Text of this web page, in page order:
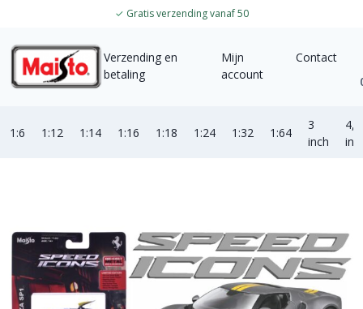
✓ Gratis verzending vanaf 50
Verzending en
betaling
Mijn
account
Contact
1:6 1:12 1:14 1:16 1:18 1:24 1:32 1:64
3
inch
4,5